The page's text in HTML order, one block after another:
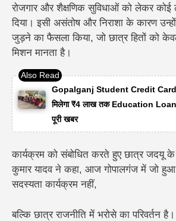
रोजगार और शैक्षणिक सुविधाओं को लेकर कोई
दिया। इसी असंतोष और निराशा के कारण
जुड़ने का फैसला किया, जो छात्र हितों को
मिशन मानता है।
Gopalganj Student Credit Card:
मिलेगा ₹4 लाख तक Education
पूरी खबर
कार्यक्रम को संबोधित करते हुए छात्र जदयू के
कुमार यादव ने कहा, आज गोपालगंज में जो
सदस्यता कार्यक्रम नहीं,
बल्कि छात्र राजनीति में भरोसे का परिवर्तन